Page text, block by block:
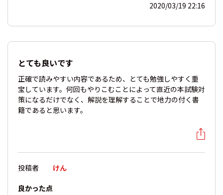
2020/03/19 22:16
とても良いです
正確で読みやすい内容であるため、とても勉強しやすく重
宝しています。何回もやりこむことによって直近の本試験対
策になるだけでなく、解説を理解することで地力の付く書
籍であると思います。
投稿者 けん
良かった点